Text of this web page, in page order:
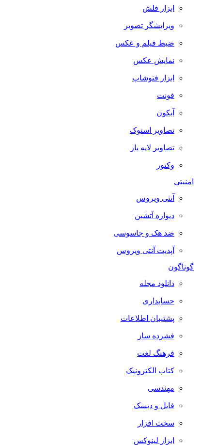
ابزار فلش
ویرایشگر تصویر
ضبط فيلم و عكس
نمایش عکس
ابزار فتوشاپ
فونت
آیکون
تصاویر استوک
تصاویر لایه باز
وکتور
امنیتی
آنتی ویروس
دیواره آتشین
ضد هک و جاسوسی
آپدیت آنتی ویروس
گوناگون
دانلود مجله
حسابداری
پشتیبان اطلاعات
فشرده ساز
فرهنگ لغت
کتاب الکترونیک
مهندسی
فایل و دیسک
سخت افزار
ابزار لینوکس